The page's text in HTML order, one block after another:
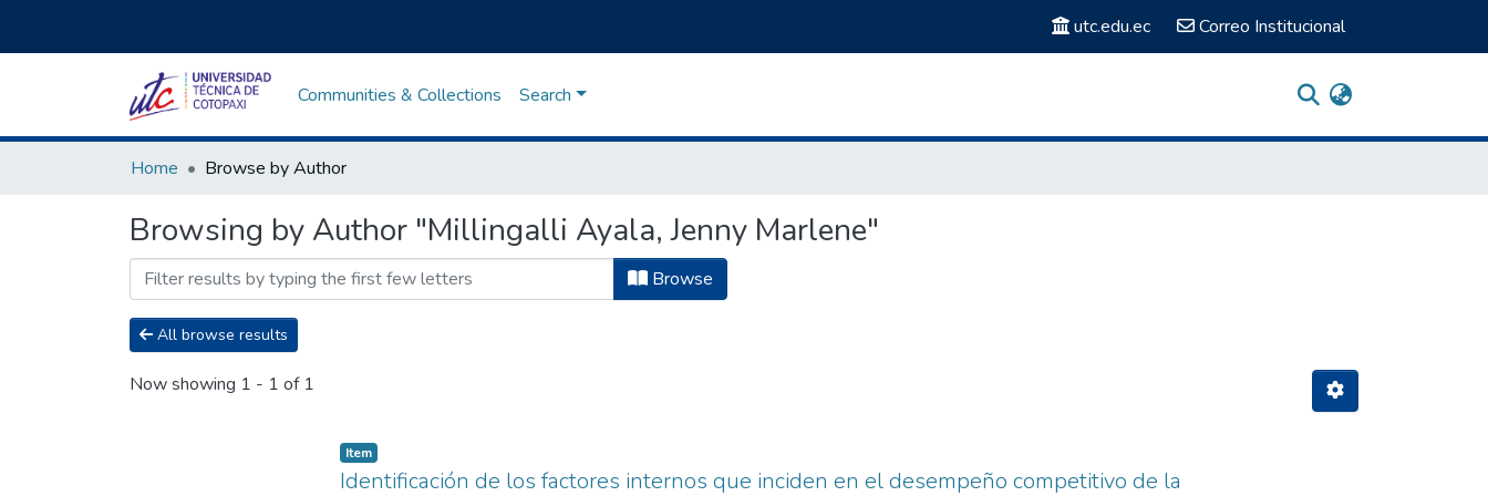
utc.edu.ec Correo Institucional
Communities & Collections Search
Home Browse by Author
Browsing by Author "Millingalli Ayala, Jenny Marlene"
Browse
All browse results
Now showing 1 - 1 of 1
Item
Identificación de los factores internos que inciden en el desempeño competitivo de la